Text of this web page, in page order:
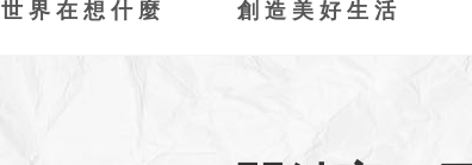
世界在想什麼 創造美好生活